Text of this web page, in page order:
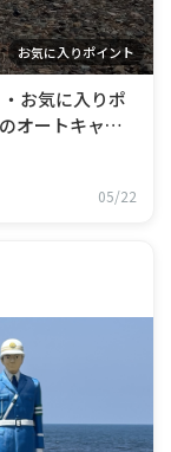
お気に入りポイント
05/22